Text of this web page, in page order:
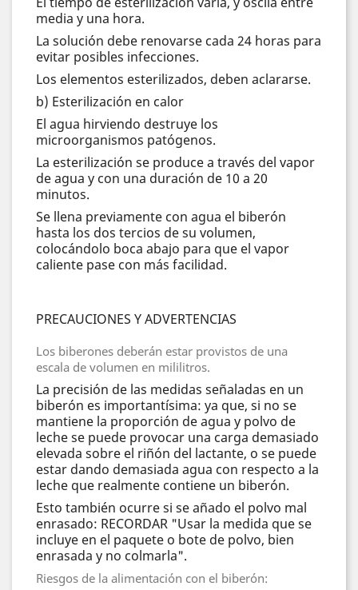
media y una hora.
La solución debe renovarse cada 24 horas para
evitar posibles infecciones.
Los elementos esterilizados, deben aclararse.
b) Esterilización en calor
El agua hirviendo destruye los
microorganismos patógenos.
La esterilización se produce a través del vapor
de agua y con una duración de 10 a 20
minutos.
Se llena previamente con agua el biberón
hasta los dos tercios de su volumen,
colocándolo boca abajo para que el vapor
caliente pase con más facilidad.
PRECAUCIONES Y ADVERTENCIAS
Los biberones deberán estar provistos de una
escala de volumen en mililitros.
La precisión de las medidas señaladas en un
biberón es importantísima: ya que, si no se
mantiene la proporción de agua y polvo de
leche se puede provocar una carga demasiado
elevada sobre el riñón del lactante, o se puede
estar dando demasiada agua con respecto a la
leche que realmente contiene un biberón.
Esto también ocurre si se añado el polvo mal
enrasado: RECORDAR "Usar la medida que se
incluye en el paquete o bote de polvo, bien
enrasada y no colmarla".
Riesgos de la alimentación con el biberón: